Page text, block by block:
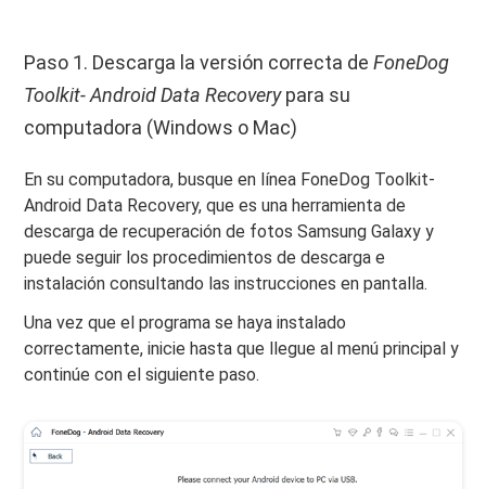
Paso 1. Descarga la versión correcta deFoneDog
Toolkit- Android Data Recoverypara su
computadora (Windows o Mac)
En su computadora, busque en línea FoneDog Toolkit-
Android Data Recovery, que es una herramienta de
descarga de recuperación de fotos Samsung Galaxy y
puede seguir los procedimientos de descarga e
instalación consultando las instrucciones en pantalla.
Una vez que el programa se haya instalado
correctamente, inicie hasta que llegue al menú principal y
continúe con el siguiente paso.